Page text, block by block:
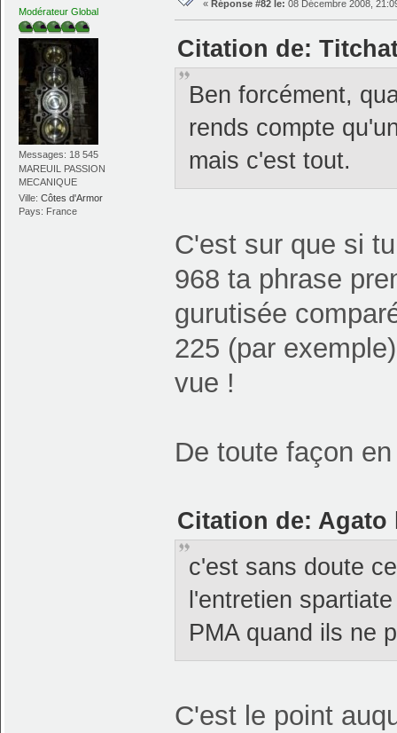
Modérateur Global
Messages: 18 545
MAREUIL PASSION
MECANIQUE
Ville:Côtes d'Armor
Pays: France
« Réponse #82 le: 08 Décembre 2008,
Citation de:
Ben forcément,
rends compte
mais c'est tout.
C'est sur que si
968 ta phrase
gurutisée
225 (par
vue !
De toute façon
Citation de: Agato
c'est sans doute
l'entretien
PMA quand ils ne
C'est le point